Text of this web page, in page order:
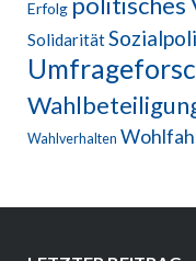
Erfolg
Solidarität
Wahlverhalten